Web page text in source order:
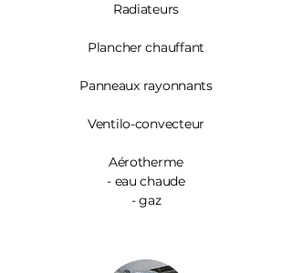
Radiateurs
Plancher chauffant
Panneaux rayonnants
Ventilo-convecteur
Aérotherme
- eau chaude
- gaz